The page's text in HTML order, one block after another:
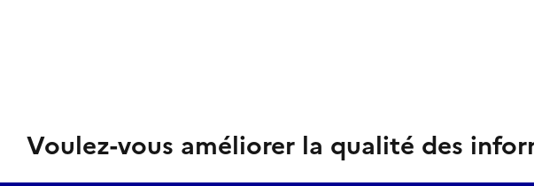
Voulez-vous améliorer la qualité des